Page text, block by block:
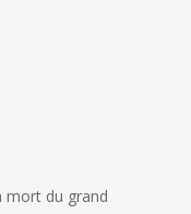
mort du grand